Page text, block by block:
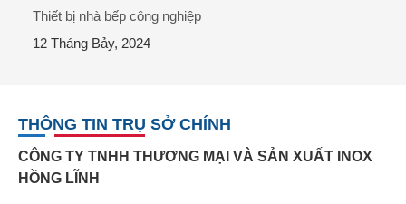
Thiết bị nhà bếp công nghiệp
12 Tháng Bảy, 2024
THÔNG TIN TRỤ SỞ CHÍNH
CÔNG TY TNHH THƯƠNG MẠI VÀ SẢN XUẤT INOX
HỒNG LĨNH